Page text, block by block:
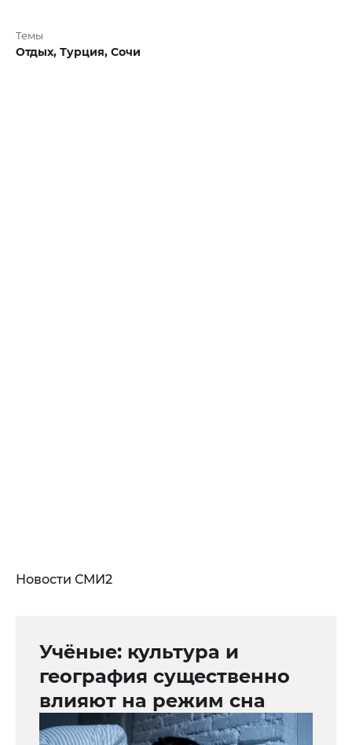
Темы
Отдых, Турция, Сочи
Новости СМИ2
Учёные: культура и
география существенно
влияют на режим сна